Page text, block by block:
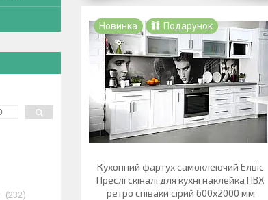
Новинка Подарунок
Кухонний фартух самоклеючий Елвіс
Преслі скіналі для кухні наклейка ПВХ
ретро співаки сірий 600х2000 мм
232